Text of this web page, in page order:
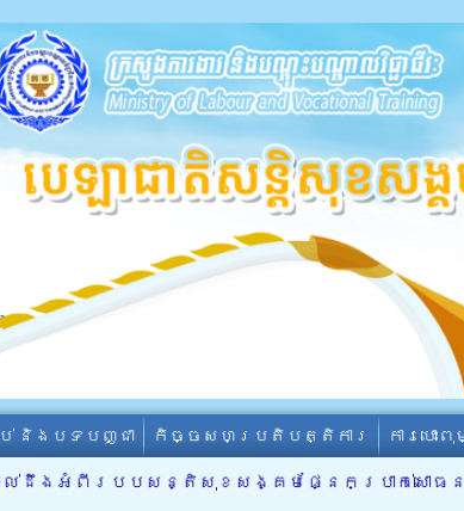
ប់ និងបទបញ្ជា កិច្ចសហប្រតិបត្តិការ ការបោះ
ដឹងអំពីរបបសន្តិសុខសង្គមផ្នែកប្រាក់សោធន ពីអ